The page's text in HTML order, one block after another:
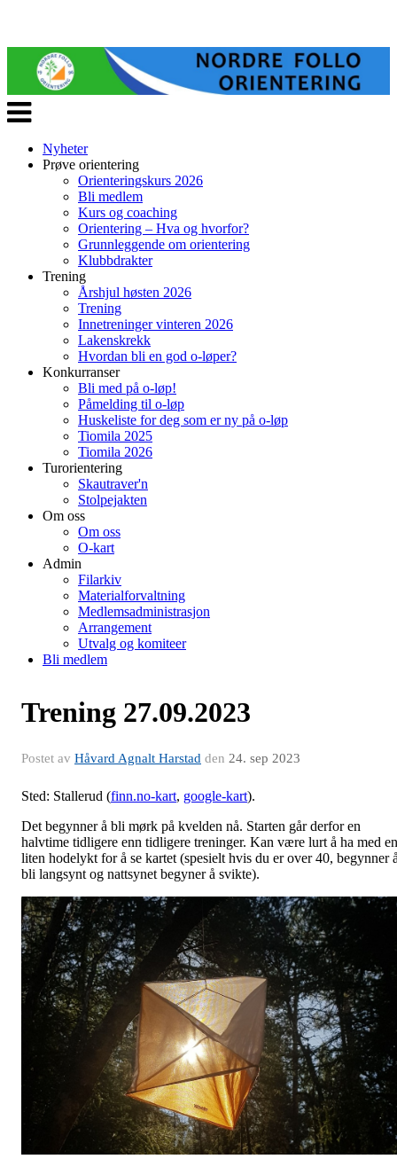
Veksle
navigasjon
Nyheter
Prøve orientering
Orienteringskurs 2026
Bli medlem
Kurs og coaching
Orientering – Hva og hvorfor?
Grunnleggende om orientering
Klubbdrakter
Trening
Årshjul høsten 2026
Trening
Innetreninger vinteren 2026
Lakenskrekk
Hvordan bli en god o-løper?
Konkurranser
Bli med på o-løp!
Påmelding til o-løp
Huskeliste for deg som er ny på o-løp
Tiomila 2025
Tiomila 2026
Turorientering
Skautraver'n
Stolpejakten
Om oss
Om oss
O-kart
Admin
Filarkiv
Materialforvaltning
Medlemsadministrasjon
Arrangement
Utvalg og komiteer
Bli medlem
Trening 27.09.2023
Postet av Håvard Agnalt Harstad den 24. sep 2023
Sted: Stallerud (finn.no-kart, google-kart).
Det begynner å bli mørk på kvelden nå. Starten går derfor en
halvtime tidligere enn tidligere treninger. Kan være lurt å ha med en
liten hodelykt for å se kartet (spesielt hvis du er over 40, begynner
bli langsynt og nattsynet begyner å svikte).